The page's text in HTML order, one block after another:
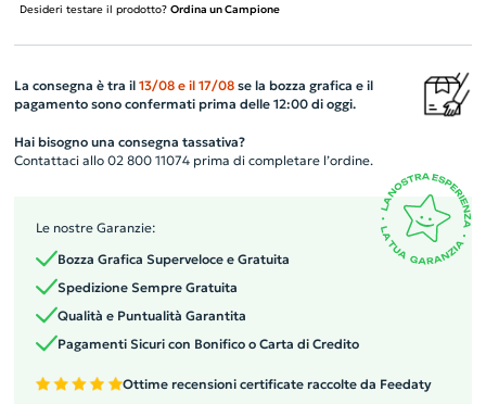
Desideri testare il prodotto? Ordina un Campione
La consegna è tra il 13/08 e il 17/08se la bozza grafica e il
pagamento sono confermati prima delle 12:00 di oggi.
Hai bisogno una consegna tassativa?
Contattaci allo 02 800 11074 prima di completare l’ordine.
Le nostre Garanzie:
Bozza Grafica Superveloce e Gratuita
Spedizione Sempre Gratuita
Qualità e Puntualità Garantita
Pagamenti Sicuri con Bonifico o Carta di Credito
Ottime recensioni certificate raccolte da Feedaty